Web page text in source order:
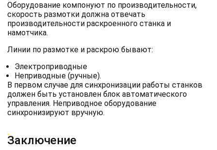
Оборудование компонуют по производительности,
скорость размотки должна отвечать
производительности раскроенного станка и
намотчика.
Линии по размотке и раскрою бывают:
Электроприводные
Неприводные (ручные).
В первом случае для синхронизации работы станков
должен быть установлен блок автоматического
управления. Неприводное оборудование
синхронизируют вручную.
Заключение